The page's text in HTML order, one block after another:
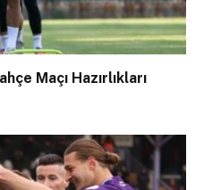
Maçı Hazırlıkları